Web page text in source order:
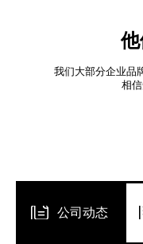
我们大部分企业品
相
公司动态